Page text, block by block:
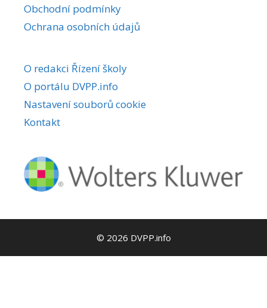
Obchodní podmínky
Ochrana osobních údajů
O redakci Řízení školy
O portálu DVPP.info
Nastavení souborů cookie
Kontakt
© 2026 DVPP.info